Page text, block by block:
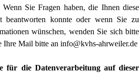
Wenn Sie Fragen haben, die Ihnen diese
beantworten konnte oder wenn Sie zu
wünschen, wenden Sie sich bitte
Ihre Mail bitte an info@kvhs-ahrweiler.de
für die Datenverarbeitung auf dieser